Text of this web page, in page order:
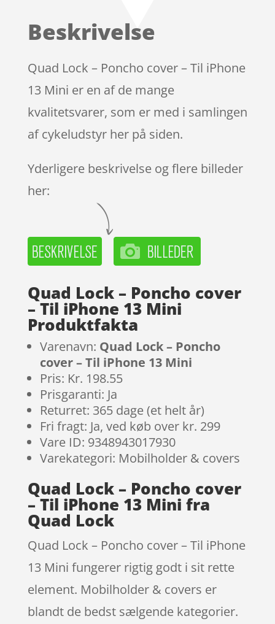
kundebedø
Beskrivelse
Quad Lock – Poncho cover – Til iPhone
13 Mini er en af de mange
kvalitetsvarer, som er med i samlingen
af cykeludstyr her på siden.
Yderligere beskrivelse og flere billeder
her:
Quad Lock – Poncho cover
– Til iPhone 13 Mini
Produktfakta
Varenavn: Quad Lock – Poncho
cover – Til iPhone 13 Mini
Pris: Kr. 198.55
Prisgaranti: Ja
Returret: 365 dage (et helt år)
Fri fragt: Ja, ved køb over kr. 299
Vare ID: 9348943017930
Varekategori: Mobilholder & covers
Quad Lock – Poncho cover
– Til iPhone 13 Mini fra
Quad Lock
Quad Lock – Poncho cover – Til iPhone
13 Mini fungerer rigtig godt i sit rette
element. Mobilholder & covers er
blandt de bedst sælgende kategorier.